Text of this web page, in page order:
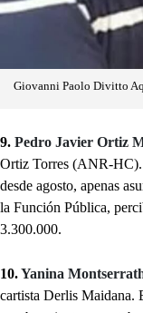
Giovanni Paolo Divitto
9. Pedro Javier Ortiz
Ortiz Torres (ANR-HC).
desde agosto, apenas
la Función Pública,
3.300.000.
10.Yanina
cartista Derlis Maidana.